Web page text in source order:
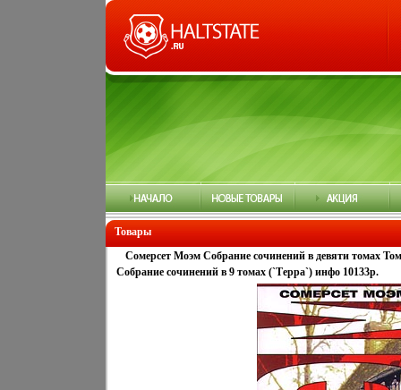
Товары
Сомерсет Моэм Собрание сочинений в девяти томах
Собрание сочинений в 9 томах (`Терра`) инфо 10133p.